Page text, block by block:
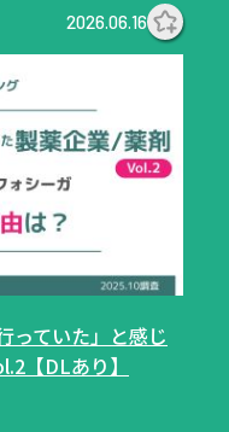
2026.06.16
っていた」と感じ
【DLあり】